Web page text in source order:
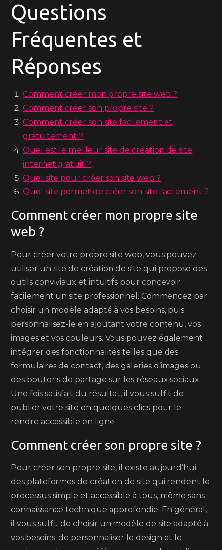
Questions
Fréquentes et
Réponses
Comment créer mon propre site web ?
Comment créer son propre site ?
Comment créer son site facilement et
gratuitement ?
Quel est le meilleur site de création de site
internet gratuit ?
Quel site pour créer son site web ?
Quel site permet de créer son site facilement ?
Comment créer mon propre site
web ?
Pour créer votre propre site web, vous pouvez
utiliser un site de création de site qui propose des
outils conviviaux et intuitifs pour concevoir
facilement un site professionnel. Commencez par
choisir un modèle adapté à vos besoins, puis
personnalisez-le en ajoutant votre contenu, vos
images et vos couleurs. Vous pouvez également
intégrer des fonctionnalités telles que des
formulaires de contact, des galeries d’images ou
des boutons de partage sur les réseaux sociaux.
Une fois satisfait du résultat, il vous suffit de
publier votre site en quelques clics pour le
rendre accessible en ligne.
Comment créer son propre site ?
Pour créer son propre site, il existe aujourd’hui
des plateformes de création de site qui rendent le
processus simple et accessible à tous, même sans
connaissance technique approfondie. En général,
il vous suffit de choisir un modèle de site adapté à
vos besoins, de personnaliser le design et le